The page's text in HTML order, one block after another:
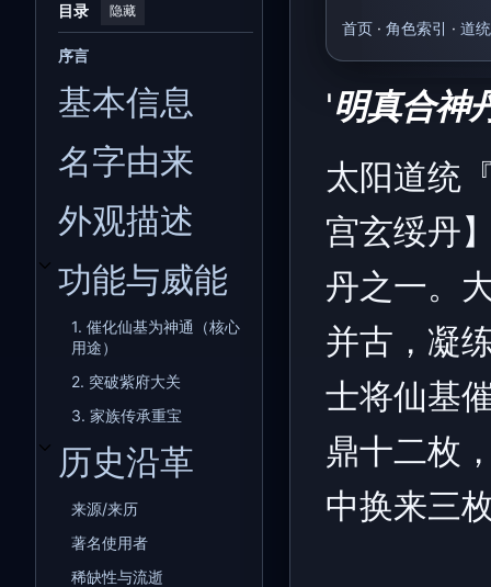
目录 隐藏
序言
基本信息
名字由来
外观描述
功能与威能
开关功能与威能子章节
1. 催化仙基为神通（核心
用途）
2. 突破紫府大关
3. 家族传承重宝
历史沿革
开关历史沿革子章节
来源/来历
著名使用者
稀缺性与流逝
首页 · 角色索引 · 道
'明真合神
太阳道统
宫玄绥丹
丹之一。
并古，凝
士将仙基
鼎十二枚
中换来三